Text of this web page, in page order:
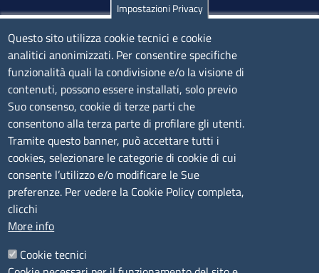
Olbia
Via Nanni 43 - 07026 Olbia
Tel. 0789 66122 | 0789 69580
mail:ufficio.olbia@ss.camcom.it
lunedì al venerdì: 9,00 - 12,00; lunedì pomeriggio: 16,00
- 17,00
CONTATTI
Camera di Commercio, Industria, Artigianato e
Agricoltura di Sassari
P.IVA01047570906
Impostazioni Privacy
Questo sito utilizza cookie tecnici e cookie
analitici anonimizzati. Per consentire specifiche
funzionalità quali la condivisione e/o la visione di
contenuti, possono essere installati, solo previo
Suo consenso, cookie di terze parti che
consentono alla terza parte di profilare gli utenti.
Tramite questo banner, può accettare tutti i
cookies, selezionare le categorie di cookie di cui
consente l’utilizzo e/o modificare le Sue
preferenze. Per vedere la Cookie Policy completa,
clicchi
More info
Cookie tecnici